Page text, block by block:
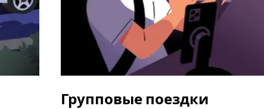
Групповые поездки